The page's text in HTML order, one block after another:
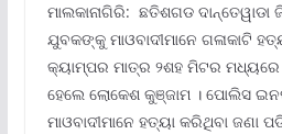
ମାଲକାନାଗିରି: ଛତିଶଗଡ ଦାନ୍ତେୱାଡା
ଯୁବକଙ୍କୁ ମାଓବାଦୀମାନେ ଗଳାକାଟି
କ୍ୟାମ୍ପର ମାତ୍ର ୨ଶହ ମିଟର
ହେଲେ ଲୋକେଶ କୁଞ୍ଜାମ । ପୋଲିସ
ମାଓବାଦୀମାନେ ହତ୍ୟା କରିଥିବା ଜଣା